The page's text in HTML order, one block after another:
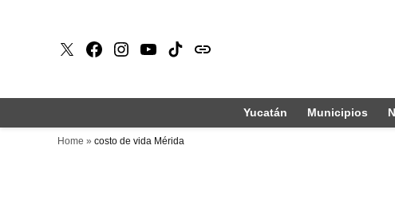
X Faceboook
Instagram
Youtube
Tiktokissuu
Yucatán Municipios
Home » costo de vida Mérida